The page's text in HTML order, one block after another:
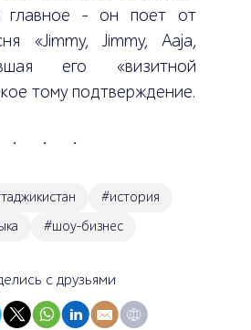
главное – он поет от
«Jimmy, Jimmy, Aaja,
его «визитной
тому подтверждение.
#история
#шоу-бизнес
с друзьями
DLCkK